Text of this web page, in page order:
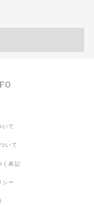
いて
いて
く表記
シー